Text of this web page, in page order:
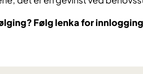
Følg lenka for innlogging